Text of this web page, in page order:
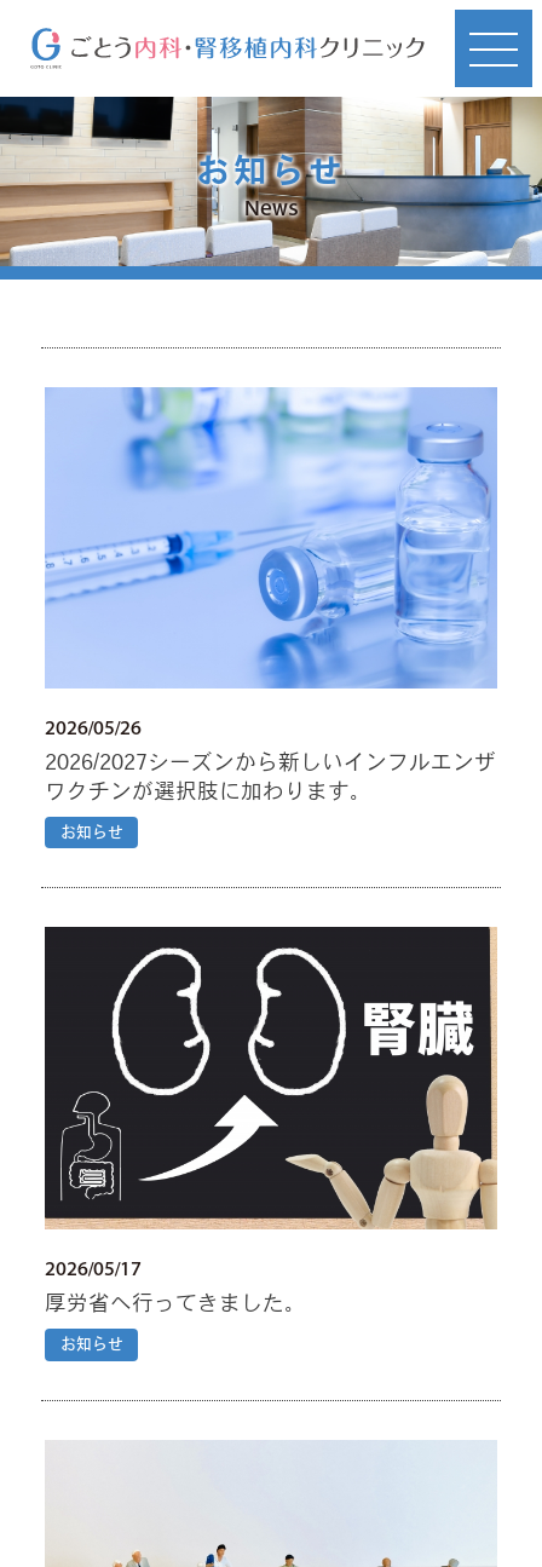
お知らせ
News
2026/05/26
2026/2027シーズンから新しいインフルエンザ
ワクチンが選択肢に加わります。
お知らせ
2026/05/17
厚労省へ行ってきました。
お知らせ